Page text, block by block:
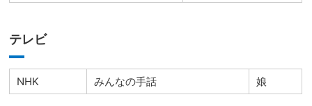
テレビ
NHK みんなの手話 娘